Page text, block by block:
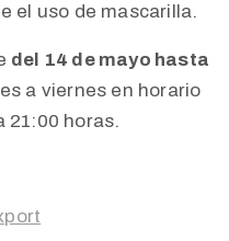
el uso de mascarilla.
del 14 de mayo hasta
a viernes en horario
21:00 horas.